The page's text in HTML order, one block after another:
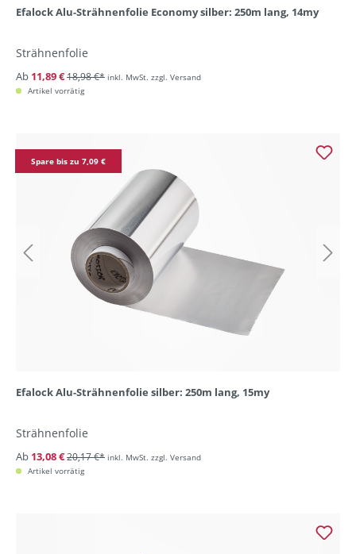
Efalock Alu-Strähnenfolie Economy silber: 250m lang, 14my
Strähnenfolie
Ab 11,89 €18,98 €* inkl. MwSt. zzgl. Versand
Artikel vorrätig
Spare bis zu 7,09 €
Efalock Alu-Strähnenfolie silber: 250m lang, 15my
Strähnenfolie
Ab 13,08 €20,17 €* inkl. MwSt. zzgl. Versand
Artikel vorrätig